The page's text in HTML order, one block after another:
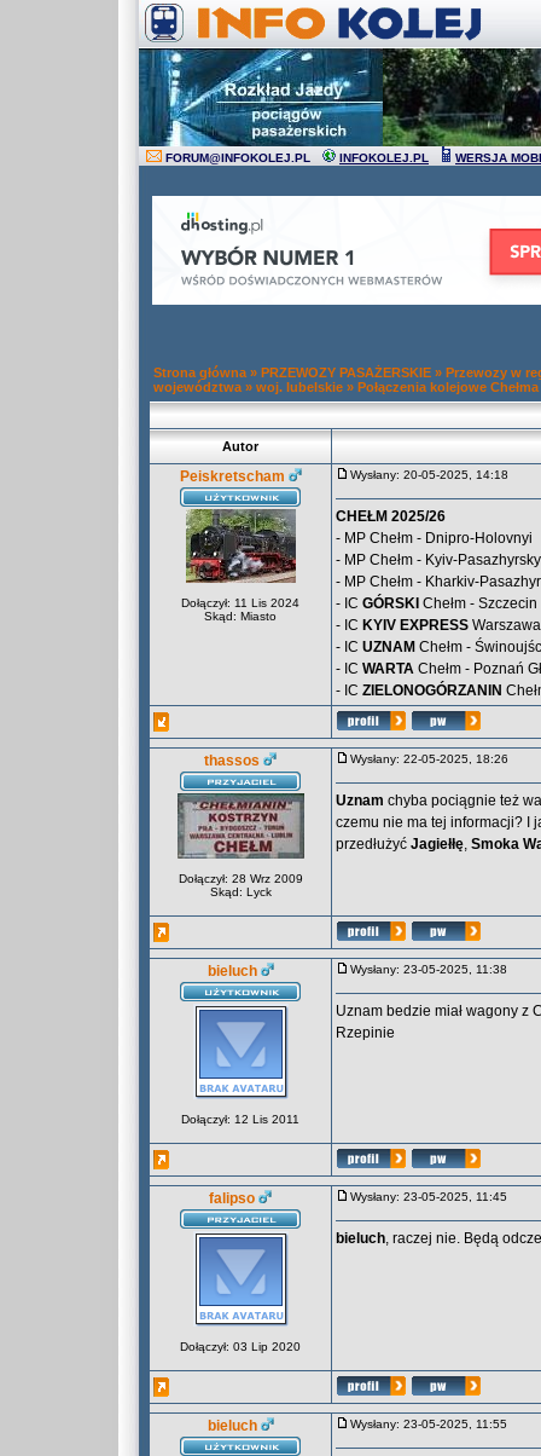
FORUM@INFOKOLEJ.PL INFOKOLEJ.PL WERSJA
Strona główna » PRZEWOZY PASAŻERSKIE » Przewozy w
województwa » woj. lubelskie » Połączenia kolejowe Chełma
Autor
Peiskretscham
Dołączył: 11 Lis 2024
Skąd: Miasto
Wysłany: 20-05-2025, 14:18
CHEŁM 2025/26
- MP Chełm - Dnipro-Holovnyi
- MP Chełm - Kyiv-
- MP Chełm - Kharkiv-
- IC GÓRSKI Chełm -
- IC KYIV EXPRESS
- IC UZNAM Chełm -
- IC WARTA Chełm - Poznań
- IC ZIELONOGÓRZANIN
thassos
Dołączył: 28 Wrz 2009
Skąd: Lyck
Wysłany: 22-05-2025, 18:26
Uznam chyba pociągnie też
czemu nie ma tej informacji? I
przedłużyć Jagiełłę, Smoka
bieluch
Dołączył: 12 Lis 2011
Wysłany: 23-05-2025, 11:38
Uznam bedzie miał wagony z
Rzepinie
falipso
Dołączył: 03 Lip 2020
Wysłany: 23-05-2025, 11:45
bieluch, raczej nie. Będą
bieluch Wysłany: 23-05-2025, 11:55